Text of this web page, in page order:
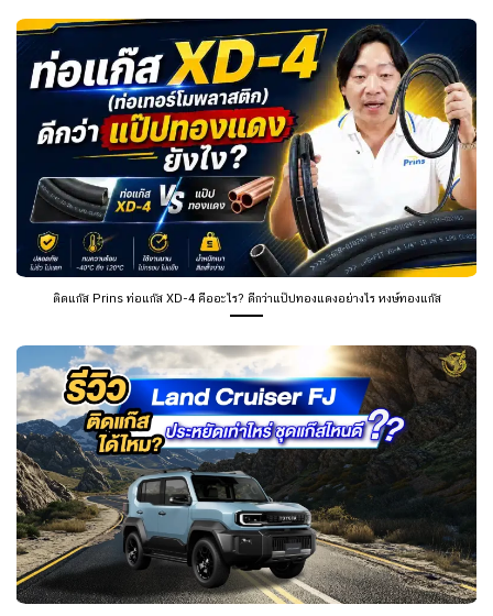
ติดแก๊ส Prins ท่อแก๊ส XD-4 คืออะไร? ดีกว่าแป๊ปทองแดงอย่างไร หงษ์ทองแก๊ส